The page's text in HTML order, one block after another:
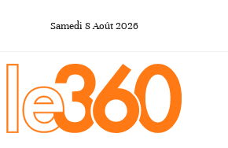
Samedi 8Août2026